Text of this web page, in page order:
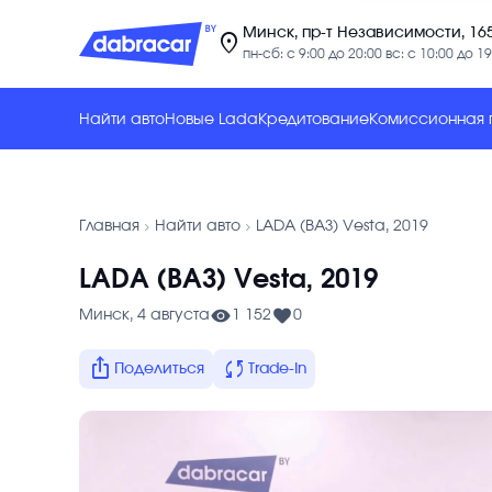
location_on Минск, пр-т Независимости,
пн-сб: с 9:00 до 20:00 вс: с 10:00 до
Найти автоНовые Lada КредитованиеКомиссионная
Главная chevron_forward Найти авто chevron_forward LADA (ВАЗ) Vesta, 2019
LADA (ВАЗ) Vesta, 2019
Минск, 4 августа 1 152 0
ios_share Поделиться sync Trade-In